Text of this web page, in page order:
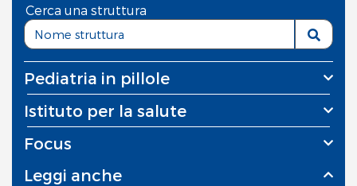
Cerca una struttura
Pediatria in pillole
Istituto per la salute
Focus
Leggi anche